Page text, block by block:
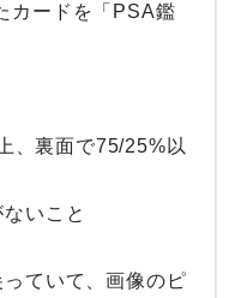
カードを「PSA鑑
、裏面で75/25%以
いこと
ていて、画像のピ